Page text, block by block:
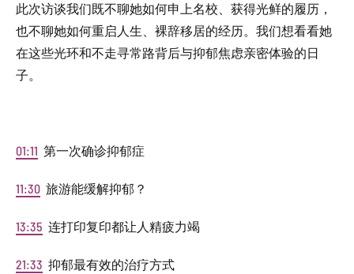
此次访谈我们既不聊她如何申上名校、获得光鲜的履历，
也不聊她如何重启人生、裸辞移居的经历。我们想看看她
在这些光环和不走寻常路背后与抑郁焦虑亲密体验的日
子。
01:11 第一次确诊抑郁症
11:30 旅游能缓解抑郁？
13:35 连打印复印都让人精疲力竭
21:33 抑郁最有效的治疗方式